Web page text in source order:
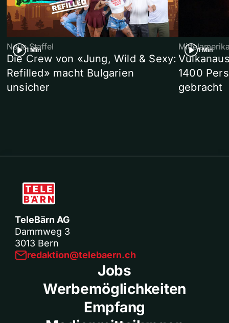
1 Min
Neue Staffel
Die Crew von «Jung, Wild & Sexy:
Refilled» macht Bulgarien
unsicher
1 Min
1400
gebracht
TeleBärn AG
Dammweg 3
3013 Bern
redaktion@telebaern.ch
Jobs
Werbemöglichkeiten
Empfang